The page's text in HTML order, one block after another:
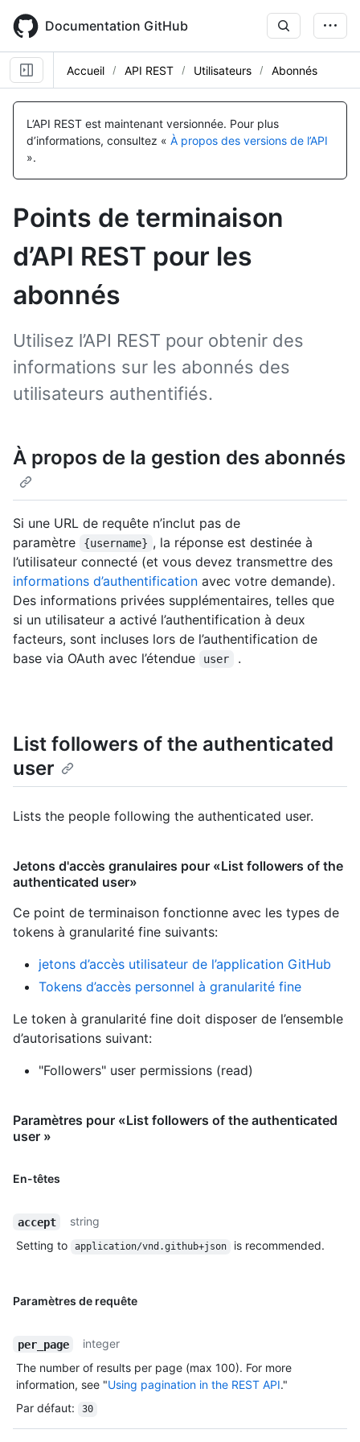
main
content
Documentation GitHub
Accueil API REST Utilisateurs Abonnés
L’API REST est maintenant versionnée. Pour plus
d’informations, consultez « À propos des versions de l’API
».
Points de terminaison
d’API REST pour les
abonnés
Utilisez l’API REST pour obtenir des
informations sur les abonnés des
utilisateurs authentifiés.
À propos de la gestion des abonnés
Si une URL de requête n’inclut pas de
paramètre
{username} , la réponse est destinée à
l’utilisateur connecté (et vous devez transmettre des
informations d’authentification avec votre demande).
Des informations privées supplémentaires, telles que
si un utilisateur a activé l’authentification à deux
facteurs, sont incluses lors de l’authentification de
base via OAuth avec l’étendue
user .
List followers of the authenticated
user
Lists the people following the authenticated user.
Jetons d'accès granulaires pour «List followers of the
authenticated user»
Ce point de terminaison fonctionne avec les types de
tokens à granularité fine suivants:
jetons d’accès utilisateur de l’application GitHub
Tokens d’accès personnel à granularité fine
Le token à granularité fine doit disposer de l’ensemble
d’autorisations suivant:
"Followers" user permissions (read)
Paramètres pour «List followers of the authenticated
user »
En-têtes
Nom, Type,
Description
accept
string
Setting to
application/vnd.github+json is recommended.
Paramètres de requête
Nom, Type,
Description
per_page
integer
The number of results per page (max 100). For more
information, see "Using pagination in the REST API."
Par défaut: 30
Nom, Type,
Description
Nom, Type,
Description
Nom, Type,
Description
Nom, Type,
Description
Nom, Type,
Description
Nom, Type,
Description
Nom, Type,
Description
Nom, Type,
Description
Nom, Type,
Description
Nom, Type,
Description
Nom, Type,
Description
Nom, Type,
Description
Nom, Type,
Description
Nom, Type,
Description
Nom, Type,
Description
Nom, Type,
Description